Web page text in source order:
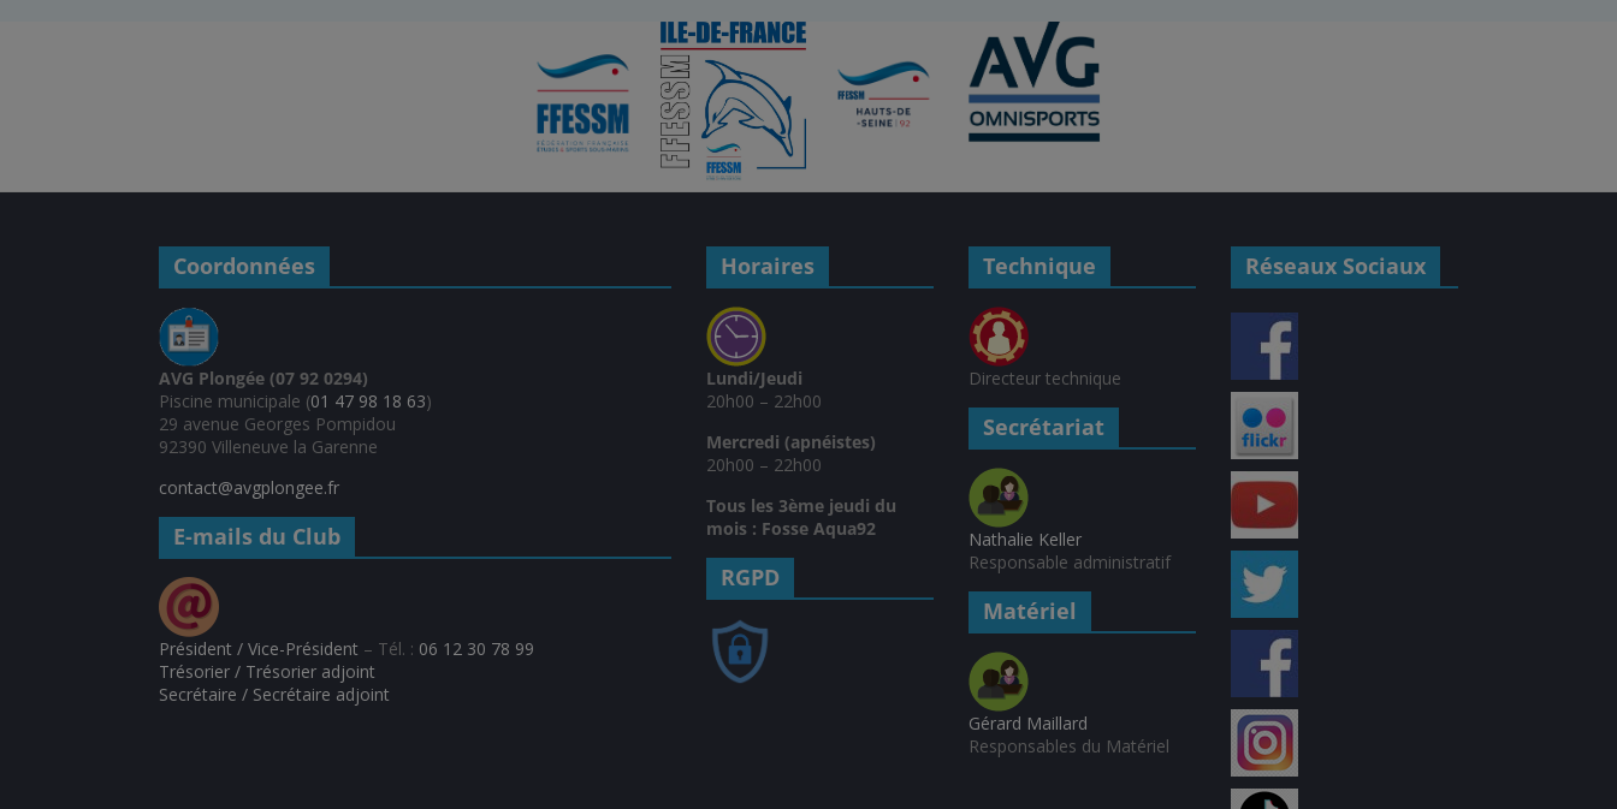
Coordonnées
AVG Plongée (07 92 0294)
Piscine municipale (01 47 98 18 63)
29 avenue Georges Pompidou
92390 Villeneuve la Garenne
contact@avgplongee.fr
E-mails du Club
Président / Vice-Président – Tél. : 06 12 30 78 99
Trésorier / Trésorier adjoint
Secrétaire / Secrétaire adjoint
Horaires
Lundi/Jeudi
20h00 – 22h00
Mercredi (apnéistes)
20h00 – 22h00
Tous les 3ème jeudi du
mois : Fosse Aqua92
RGPD
Technique
Directeur technique
Secrétariat
Nathalie Keller
Responsable administratif
Matériel
Gérard Maillard
Responsables du Matériel
Réseaux Sociaux